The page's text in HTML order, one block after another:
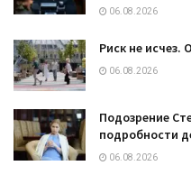
06.08.2026
Риск не исчез.
06.08.2026
Подозрение
подробности
06.08.2026